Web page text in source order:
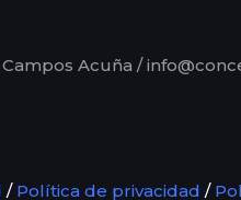
Acuña /
/ Política de privacidad /